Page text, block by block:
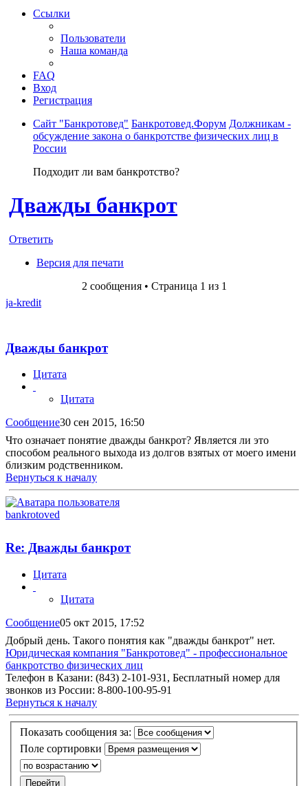
Ссылки
Пользователи
Наша команда
FAQ
Вход
Регистрация
Сайт "Банкротовед" Банкротовед.Форум Должникам -
обсуждение закона о банкротстве физических лиц в
России
Подходит ли вам банкротство?
Дважды банкрот
Ответить
Версия для печати
2 сообщения • Страница 1 из 1
ja-kredit
Дважды банкрот
Цитата
Цитата
Сообщение30 сен 2015, 16:50
Что означает понятие дважды банкрот? Является ли это
способом реального выхода из долгов взятых от моего имени
близким родственником.
Вернуться к началу
bankrotoved
Re: Дважды банкрот
Цитата
Цитата
Сообщение05 окт 2015, 17:52
Добрый день. Такого понятия как "дважды банкрот" нет.
Юридическая компания "Банкротовед" - профессиональное
банкротство физических лиц
Телефон в Казани: (843) 2-101-931, Бесплатный номер для
звонков из России: 8-800-100-95-91
Вернуться к началу
Показать сообщения за:
Поле сортировки